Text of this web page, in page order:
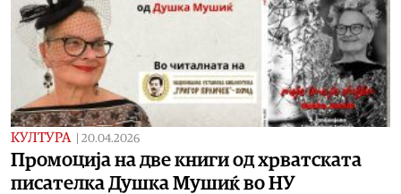
КУЛТУРА 20.04.2026
Промоција на две книги од хрватската
писателка Душка Мушиќ во НУ